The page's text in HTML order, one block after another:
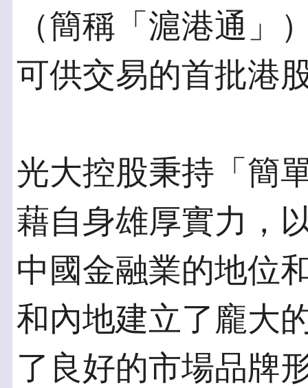
（簡稱「滬港通」
可供交易的首批港
光大控股秉持「簡
藉自身雄厚實力，
中國金融業的地位
和內地建立了龐大
了良好的市場品牌